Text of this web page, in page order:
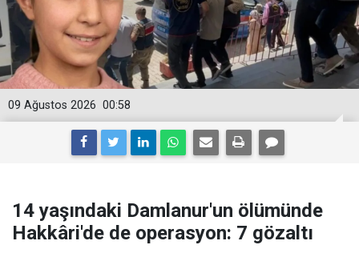
00:58
09 Ağustos 2026
14 yaşındaki Damlanur'un ölümünde
Hakkâri'de de operasyon: 7 gözaltı